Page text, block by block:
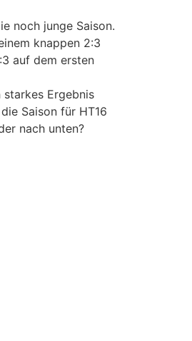
noch junge Saison.
knappen 2:3
auf dem ersten
Ergebnis
Saison für HT16
nach unten?